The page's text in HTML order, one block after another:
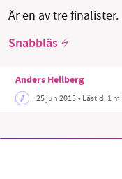
Facebook
Är en av tre finalister.
Snabbläs
Anders Hellberg
25 jun 2015• Lästid: 1